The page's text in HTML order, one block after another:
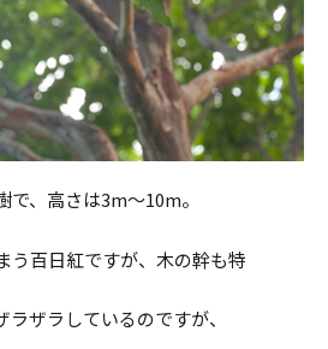
、高さは3m〜10m。
う百日紅ですが、木の幹も特
ザラしているのですが、